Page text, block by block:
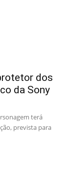
dos
da Sony
terá
prevista para